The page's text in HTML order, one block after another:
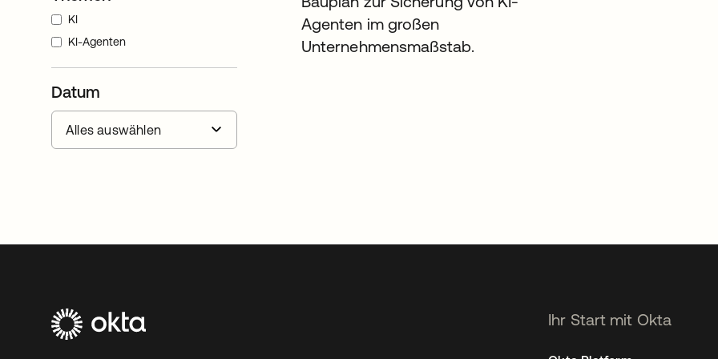
KI
KI-Agenten
Datum
Agenten im großen
Unternehmensmaßstab.
Ihr Start mit Okta